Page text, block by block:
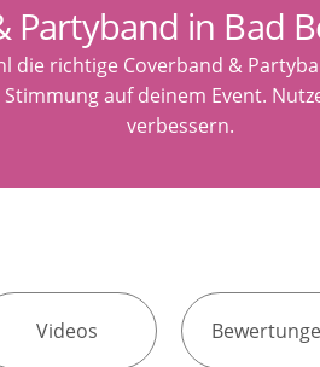
Partyband in Bad
die richtige Coverband &
auf deinem Event.
verbessern.
Videos